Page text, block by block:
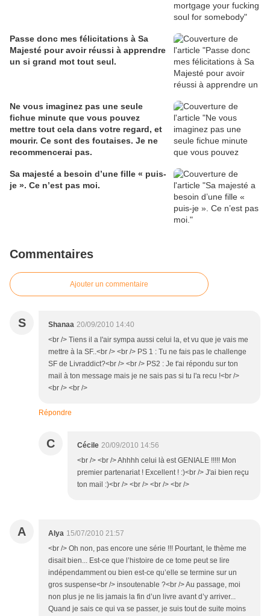
Passe donc mes félicitations à Sa
Majesté pour avoir réussi à apprendre
un si grand mot tout seul.
Ne vous imaginez pas une seule
fichue minute que vous pouvez
mettre tout cela dans votre regard, et
mourir. Ce sont des foutaises. Je ne
recommencerai pas.
Sa majesté a besoin d’une fille « puis-
je ». Ce n’est pas moi.
Commentaires
Ajouter un commentaire
S Shanaa 20/09/2010 14:40
<br /> Tiens il a l'air sympa aussi celui la, et vu que je vais me
mettre à la SF..<br /> <br /> PS 1 : Tu ne fais pas le challenge
SF de Livraddict?<br /> <br /> PS2 : Je t'ai répondu sur ton
mail à ton message mais je ne sais pas si tu l'a recu !<br />
<br /> <br />
Répondre
C Cécile 20/09/2010 14:56
<br /> <br /> Ahhhh celui là est GENIALE !!!!! Mon
premier partenariat ! Excellent ! :)<br /> J'ai bien reçu
ton mail :)<br /> <br /> <br /> <br />
A Alya 15/07/2010 21:57
<br /> Oh non, pas encore une série !!! Pourtant, le thème me
disait bien... Est-ce que l’histoire de ce tome peut se lire
indépendamment ou bien est-ce qu’elle se termine sur un
gros suspense<br /> insoutenable ?<br /> Au passage, moi
non plus je ne lis jamais la fin d’un livre avant d’y arriver...
Quand je sais ce qui va se passer, je suis tout de suite moins